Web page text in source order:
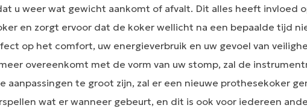
u weer wat gewicht aankomt of afvalt. Dit alles heeft invloed
en zorgt ervoor dat de koker wellicht na een bepaalde tijd
op het comfort, uw energieverbruik en uw gevoel van
overeenkomt met de vorm van uw stomp, zal de
aanpassingen te groot zijn, zal er een nieuwe prothesekoker
wat er wanneer gebeurt, en dit is ook voor iedereen